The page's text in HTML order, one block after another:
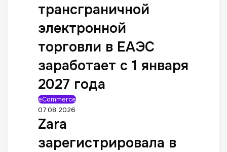
трансграничной
электронной
торговли в ЕАЭС
заработает с 1 января
2027 года
eCommerce
07.08.2026
Zara
зарегистрировала в